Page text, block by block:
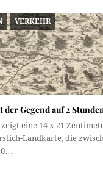
VERKEHR
Gegend auf 2
eine 14 x 21
Landkarte, die